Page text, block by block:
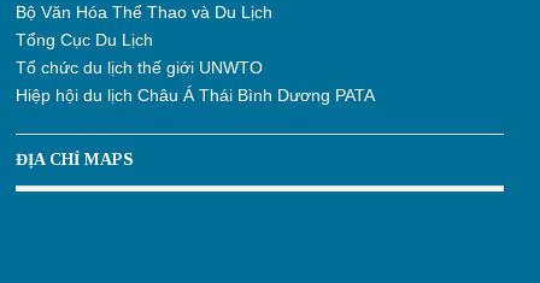
Bộ Văn Hóa Thể Thao và Du Lịch
Tổng Cục Du Lịch
Tổ chức du lịch thế giới UNWTO
Hiệp hội du lịch Châu Á Thái Bình Dương PATA
ĐỊA CHỈ MAPS